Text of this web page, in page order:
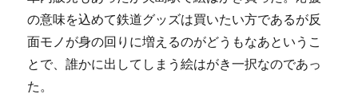
の意味を込めて鉄道グッズは買いたい方であるが反
面モノが身の回りに増えるのがどうもなあというこ
とで、誰かに出してしまう絵はがき一択なのであっ
た。